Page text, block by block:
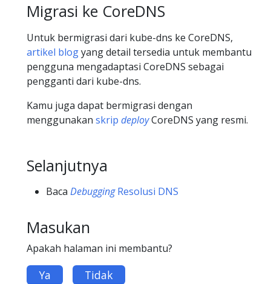
Migrasi ke CoreDNS
Untuk bermigrasi dari kube-dns ke CoreDNS,
artikel blogyang detail tersedia untuk membantu
pengguna mengadaptasi CoreDNS sebagai
pengganti dari kube-dns.
Kamu juga dapat bermigrasi dengan
menggunakan skrip deployCoreDNS yang resmi.
Selanjutnya
Baca DebuggingResolusi DNS
Masukan
Apakah halaman ini membantu?
Ya Tidak